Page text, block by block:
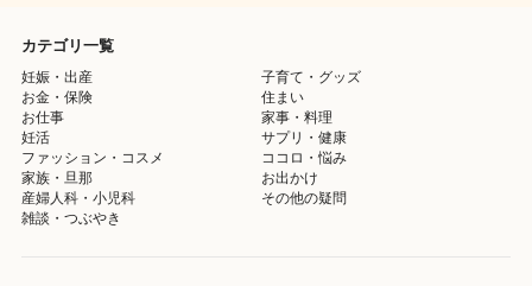
カテゴリ一覧
妊娠・出産
子育て・グッズ
お金・保険
住まい
お仕事
家事・料理
妊活
サプリ・健康
ファッション・コスメ
ココロ・悩み
家族・旦那
お出かけ
産婦人科・小児科
その他の疑問
雑談・つぶやき